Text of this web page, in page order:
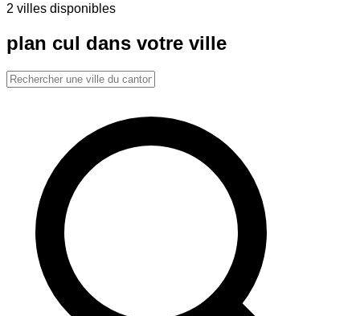
2 villes disponibles
plan cul dans votre ville